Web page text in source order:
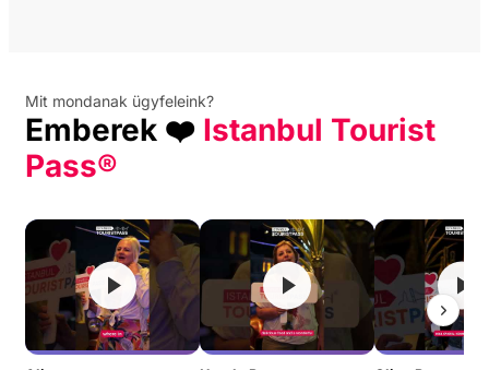
Mit mondanak ügyfeleink?
Emberek ❤️ Istanbul Tourist
Pass®